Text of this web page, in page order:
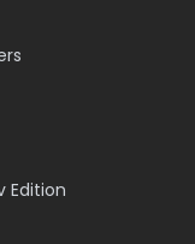
Edition